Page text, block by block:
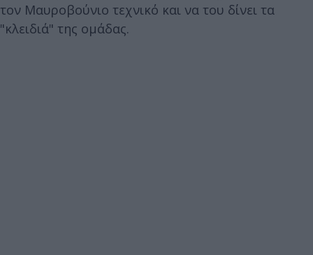
τον Μαυροβούνιο τεχνικό και να του δίνει τα
"κλειδιά" της ομάδας.